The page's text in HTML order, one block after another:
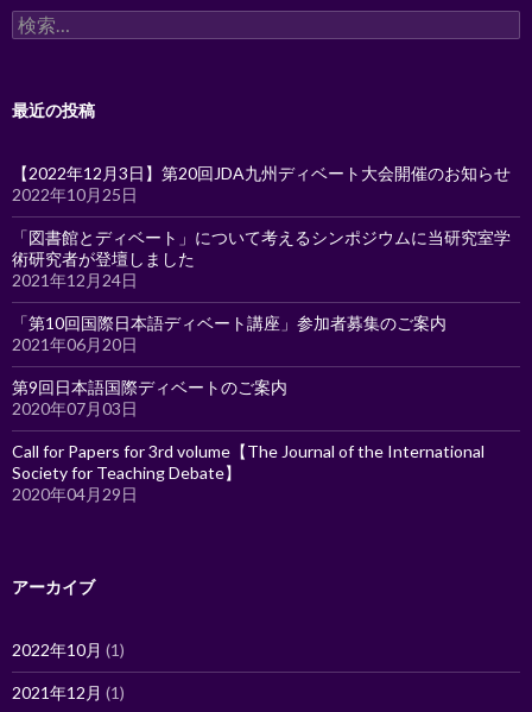
検
索:
最近の投稿
【2022年12月3日】第20回JDA九州ディベート大会開催のお知らせ
2022年10月25日
「図書館とディベート」について考えるシンポジウムに当研究室学
術研究者が登壇しました
2021年12月24日
「第10回国際日本語ディベート講座」参加者募集のご案内
2021年06月20日
第9回日本語国際ディベートのご案内
2020年07月03日
Call for Papers for 3rd volume【The Journal of the International
Society for Teaching Debate】
2020年04月29日
アーカイブ
2022年10月 (1)
2021年12月 (1)